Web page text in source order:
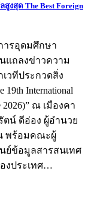
งสุด The Best Foreign
ารอุดมศึกษา
แถลงข่าวความ
วทีประกวดสิ่ง
International
2026)” ณ เมืองคา
น์ ดีอ่อง ผู้อำนวย
พร้อมคณะผู้
ย์ข้อมูลสารสนเทศ
งประเทศ…